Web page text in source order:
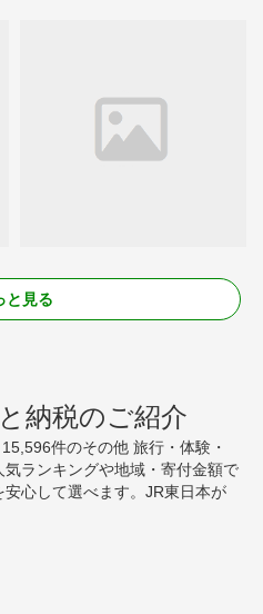
と見る
納税のご紹介
件のその他 旅行・体験・
ランキングや地域・寄付金額で
心して選べます。JR東日本が